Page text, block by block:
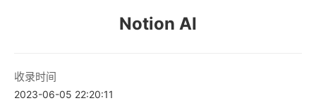
Notion AI
收录时间
2023-06-05 22:20:11